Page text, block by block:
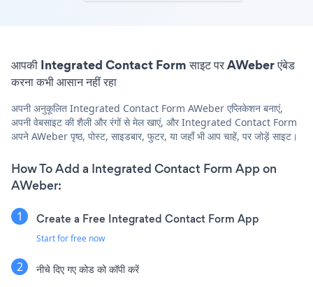
आपकी Integrated Contact Form साइट पर AWeber एंबेड
करना कभी आसान नहीं रहा
अपनी अनुकूलित Integrated Contact Form AWeber एप्लिकेशन बनाएं,
अपनी वेबसाइट की शैली और रंगों से मेल खाएं, और Integrated Contact Form
अपने AWeber पृष्ठ, पोस्ट, साइडबार, फुटर, या जहाँ भी आप चाहें, पर जोड़ें साइट।
How To Add a Integrated Contact Form App on
AWeber:
Create a Free Integrated Contact Form App
Start for free now
नीचे दिए गए कोड को कॉपी करें